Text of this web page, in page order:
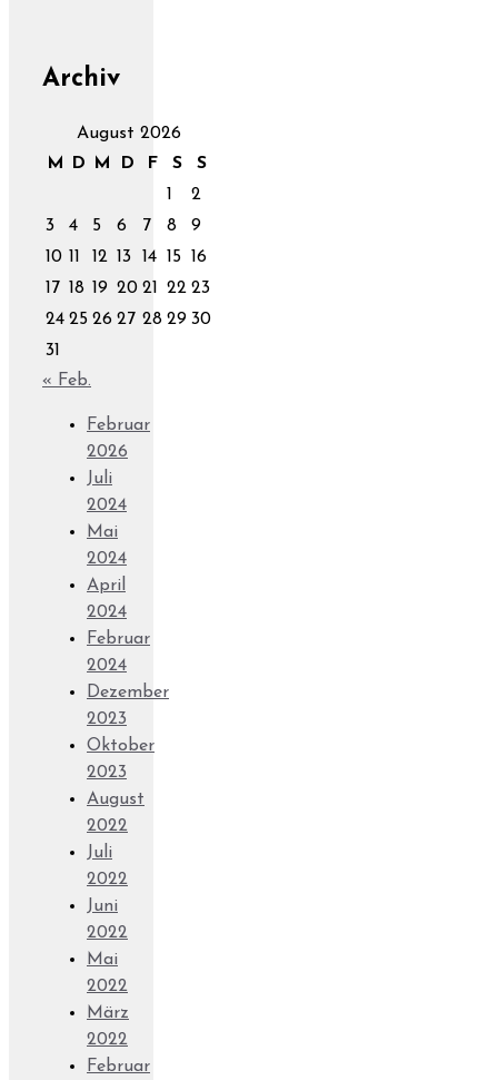
Archiv
August 2026
M
D M D F S
S
1
2
3
4 5 6 7 8
9
10 11 12 13 14 15 16
17 18 19 20 21 22 23
24 25 26 27 28 29 30
31
« Feb.
Februar
2026
Juli
2024
Mai
2024
April
2024
Februar
2024
Dezember
2023
Oktober
2023
August
2022
Juli
2022
Juni
2022
Mai
2022
März
2022
Februar